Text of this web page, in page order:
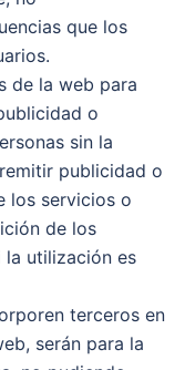
que los
de la web para
o
sin la
publicidad o
los servicios o
de los
la utilización es
terceros en
serán para la